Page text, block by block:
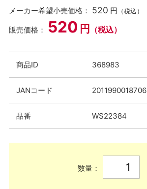
メーカー希望小売価格： 520 円 （税込）
販売価格： 520 円 （税込）
商品ID 368983
JANコード 2011990018706
品番 WS22384
数量：